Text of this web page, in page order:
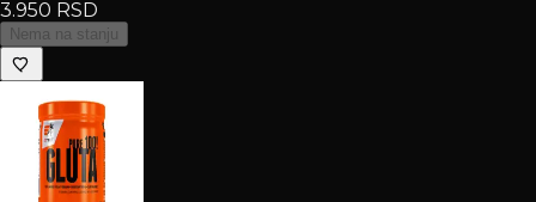
3.950 RSD
Nema na stanju